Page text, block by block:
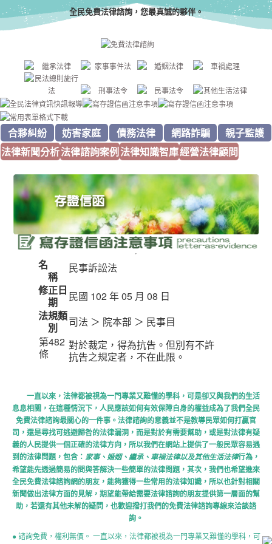
全民免費法律諮詢，您最真誠的夥伴。
合夥糾紛 妨害家庭 債務法律 網路詐騙
親子監護
法律新聞分析法律諮詢案例法律知識智庫經營法律顧問
名
稱
民事訴訟法
修正日
期
民國 102 年 05 月 08 日
法規類
別
司法 ＞ 院本部 ＞ 民事目
第482
條
對於裁定，得為抗告。但別有不許
抗告之規定者，不在此限。
一直以來，法律都被視為一門專業又難懂的學科，可是卻又與我們的生活
息息相關，在這種情況下，人民應該如何有效保障自身的權益成為了我們全民
免費法律諮詢最關心的一件事。法律諮詢的意義並不是教導民眾如何打贏官
司，還是尋找可逃避歸咎的法律漏洞，而是對於有需要幫助，或是對法律有疑
義的人民提供一個正確的法律方向，所以我們在網站上提供了一般民眾容易遇
到的法律問題，包含： 家事、婚姻、繼承、車禍法律以及其他生活法律行為，
希望能先透過簡易的問與答解決一些簡單的法律問題，其次，我們也希望進來
全民免費法律諮詢網的朋友，能夠獲得一些常用的法律知識，所以也針對相關
新聞做出法律方面的見解，期望能帶給需要法律諮詢的朋友提供第一層面的幫
助，若還有其他未解的疑問，也歡迎撥打我們的免費法律諮詢專線來洽談諮
詢。
● 諮詢免費，權利無價。 一直以來，法律都被視為一門專業又難懂的學科，可